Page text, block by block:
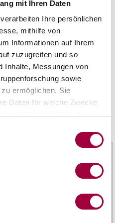
mit Ihren Daten
verarbeiten Ihre persönlichen
mithilfe von
Informationen auf Ihrem
zuzugreifen und so
Inhalte, Messungen von
sowie
ermöglichen. Sie
Daten für welche Zwecke
geografische Lage
Kommentar schreiben zu